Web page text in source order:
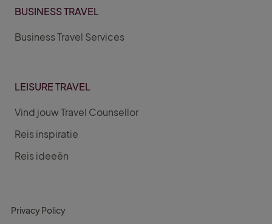
BUSINESS TRAVEL
Business Travel Services
LEISURE TRAVEL
Vind jouw Travel Counsellor
Reis inspiratie
Reis ideeën
Privacy Policy